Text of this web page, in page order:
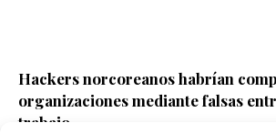
Hackers norcoreanos habrían
organizaciones mediante falsas
trabajo